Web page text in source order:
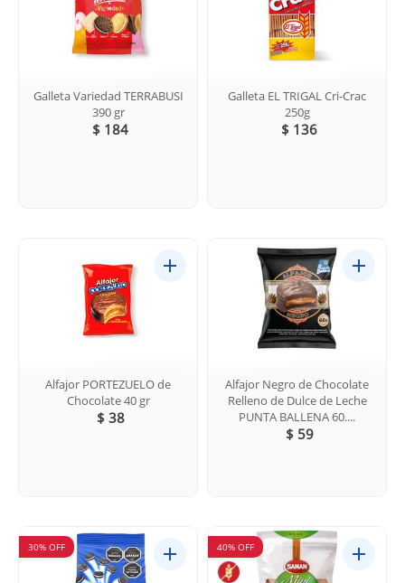
Galleta Variedad TERRABUSI
390 gr
$ 184
Galleta EL TRIGAL Cri-Crac
250g
$ 136
Alfajor PORTEZUELO de
Chocolate 40 gr
$ 38
Alfajor Negro de Chocolate
Relleno de Dulce de Leche
PUNTA BALLENA 60....
$ 59
30% OFF 40% OFF